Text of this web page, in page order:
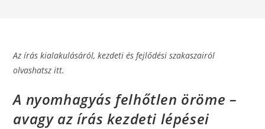
Az írás kialakulásáról, kezdeti és fejlődési szakaszairól
olvashatsz itt.
A nyomhagyás felhőtlen öröme­­ –
avagy az írás kezdeti lépései